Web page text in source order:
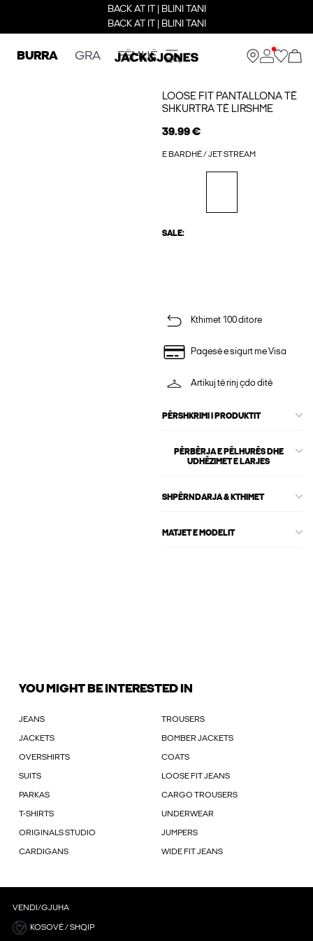
BACK AT IT | BLINI TANI
BACK AT IT | BLINI TANI
BURRA GRA FËMIJË
LOOSE FIT PANTALLONA TË
SHKURTRA TË LIRSHME
39.99 €
E BARDHË / JET STREAM
SALE:
Kthimet 100 ditore
Pagesë e sigurt me Visa
Artikuj të rinj çdo ditë
PËRSHKRIMI I PRODUKTIT
PËRBËRJA E PËLHURËS DHE
UDHËZIMET E LARJES
SHPËRNDARJA & KTHIMET
MATJET E MODELIT
YOU MIGHT BE INTERESTED IN
JEANS TROUSERS
JACKETS BOMBER JACKETS
OVERSHIRTS COATS
SUITS LOOSE FIT JEANS
PARKAS CARGO TROUSERS
T-SHIRTS UNDERWEAR
ORIGINALS STUDIO JUMPERS
CARDIGANS WIDE FIT JEANS
VENDI/GJUHA
KOSOVË / SHQIP